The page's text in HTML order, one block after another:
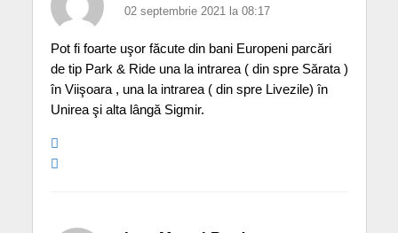
02 septembrie 2021 la 08:17
Pot fi foarte uşor făcute din bani Europeni parcări
de tip Park & Ride una la intrarea ( din spre Sărata )
în Viişoara , una la intrarea ( din spre Livezile) în
Unirea şi alta lângă Sigmir.